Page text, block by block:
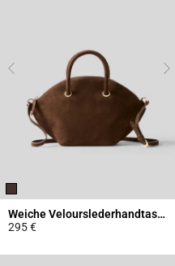
Weiche Velourslederhandtasche
295 €